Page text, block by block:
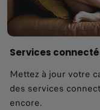
Services
Mettez à jour votre
des services
encore.